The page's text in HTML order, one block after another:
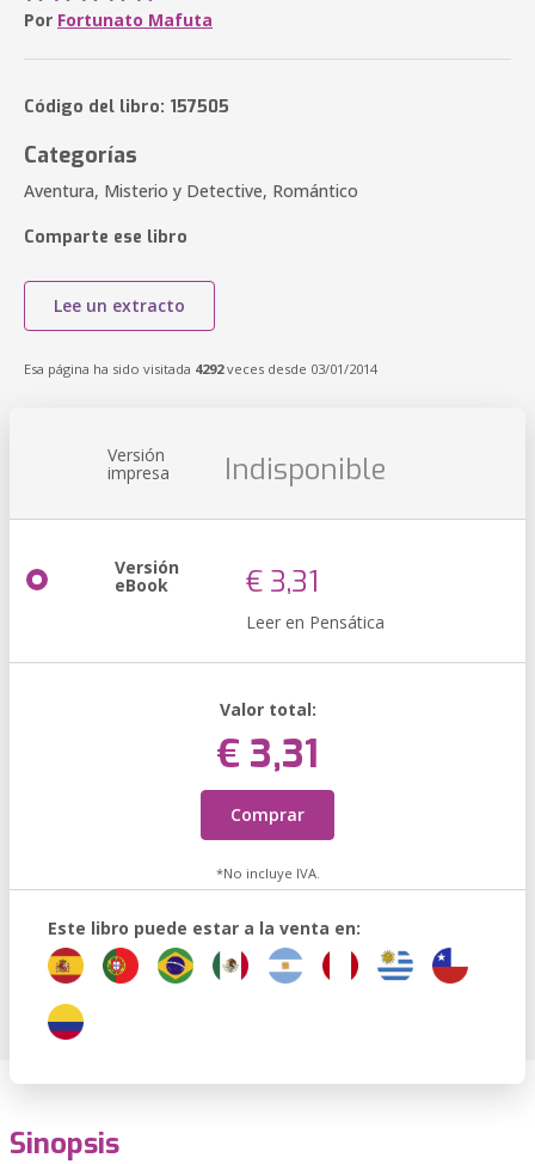
Por Fortunato Mafuta
Código del libro: 157505
Categorías
Aventura, Misterio y Detective, Romántico
Comparte ese libro
Lee un extracto
Esa página ha sido visitada 4292veces desde 03/01/2014
Versión
impresa Indisponible
Versión
eBook € 3,31
Leer en Pensática
Valor total:
€ 3,31
Comprar
*No incluye IVA.
Este libro puede estar a la venta en:
Sinopsis